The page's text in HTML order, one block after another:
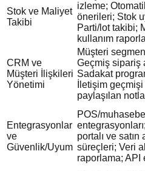
Stok ve Maliyet
Takibi
izleme;
önerileri; Stok
Parti/lot takibi;
kullanım
CRM ve
Müşteri İlişkileri
Yönetimi
Müşteri
Geçmiş sipariş
Sadakat
İletişim
paylaşılan
Entegrasyonlar
ve
Güvenlik/Uyum
POS/muhasebe
portalı ve satın
süreçleri; Veri
raporlama; API